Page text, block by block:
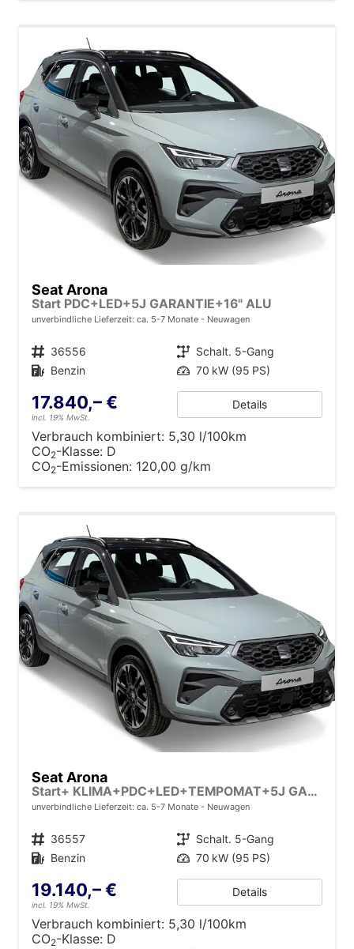
Seat Arona
Start PDC+LED+5J GARANTIE+16" ALU
unverbindliche Lieferzeit: ca. 5-7 Monate Neuwagen
Fahrzeugnr. 36556 Getriebe Schalt. 5-Gang
Kraftstoff Benzin Leistung 70 kW (95 PS)
17.840,– €
incl. 19% MwSt.
Details
Verbrauch kombiniert: 5,30 l/100km
CO2-Klasse: D
CO2-Emissionen: 120,00 g/km
Seat Arona
Start+ KLIMA+PDC+LED+TEMPOMAT+5J GARANTIE+16" ALU
unverbindliche Lieferzeit: ca. 5-7 Monate Neuwagen
Fahrzeugnr. 36557 Getriebe Schalt. 5-Gang
Kraftstoff Benzin Leistung 70 kW (95 PS)
19.140,– €
incl. 19% MwSt.
Details
Verbrauch kombiniert: 5,30 l/100km
CO2-Klasse: D